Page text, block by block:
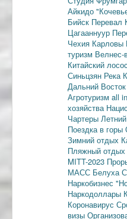
Айкидо
Бийск Перевал
Цагааннуур
Чехия Карловы
туризм
Китайский
Синьцзян Река
Дальний Восток
Агротуризм all
хозяйства
Чартеры
Поездка в горы
Зимний отдых
Пляжный отдых
MITT-2023
МАСС Белуха
Наркобизнес
Наркодоллары
Коронавирус
визы